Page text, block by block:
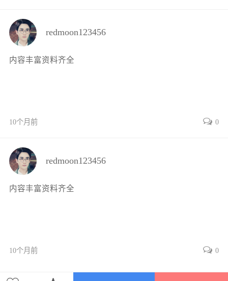
2.4.2 非线性模型的迭代优化求解 45
2.4.3 常用的非线性优化函数库 48
思考题与习题 49
3.1.1 惯性导航微分方程 52
3.1.3 捷联惯性导航解算 55
3.2 视觉建图与定位 58
3.2.2 视觉特征提取 60
3.3 激光建图与定位 69
redmoon123456
内容丰富资料齐全
10个月前 0
redmoon123456
内容丰富资料齐全
10个月前 0